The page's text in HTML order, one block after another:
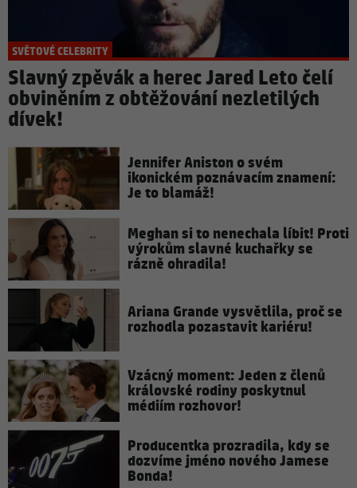
SVĚTOVÉ CELEBRITY
Slavný zpěvák a herec Jared Leto čelí
obviněním z obtěžování nezletilých
dívek!
Jennifer Aniston o svém
ikonickém poznávacím znamení:
Je to blamáž!
Meghan si to nenechala líbit! Proti
výrokům slavné kuchařky se
rázně ohradila!
Ariana Grande vysvětlila, proč se
rozhodla pozastavit kariéru!
Vzácný moment: Jeden z členů
královské rodiny poskytnul
médiím rozhovor!
Producentka prozradila, kdy se
dozvíme jméno nového Jamese
Bonda!